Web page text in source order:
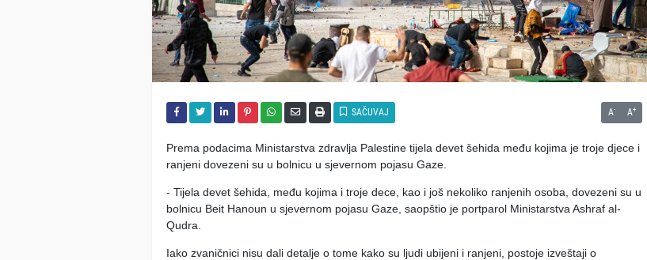
SAČUVAJ A- A+
Prema podacima Ministarstva zdravlja Palestine tijela devet šehida među kojima je troje djece i
ranjeni dovezeni su u bolnicu u sjevernom pojasu Gaze.
- Tijela devet šehida, među kojima i troje dece, kao i još nekoliko ranjenih osoba, dovezeni su u
bolnicu Beit Hanoun u sjevernom pojasu Gaze, saopštio je portparol Ministarstva Ashraf al-
Qudra.
Iako zvaničnici nisu dali detalje o tome kako su ljudi ubijeni i ranjeni, postoje izveštaji o